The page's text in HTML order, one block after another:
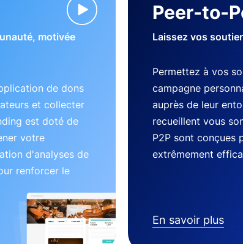
motivée
de dons
et collecter
est doté de
votre
d'analyses de
renforcer le
Peer-to-
Laissez vos
Permettez à vos
campagne
auprès de leur
recueillent vous
P2P sont conçues
extrêmement
En savoir plus